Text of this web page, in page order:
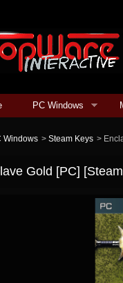
PC Windows
Windows > Steam Keys >
Gold [PC]